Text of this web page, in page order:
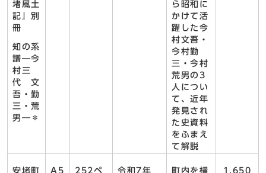
堵風土
記』別
冊
知の系
譜―今
村三
代 文
吾・勤
三・荒
男―＊
ら昭和に
かけて活
躍した今
村文吾・
今村勤
三・今村
荒男の3
人につい
て、近年
発見され
た史資料
をふまえ
て解説
安堵町
A5
252ペ
令和7年
町内を横
1,650